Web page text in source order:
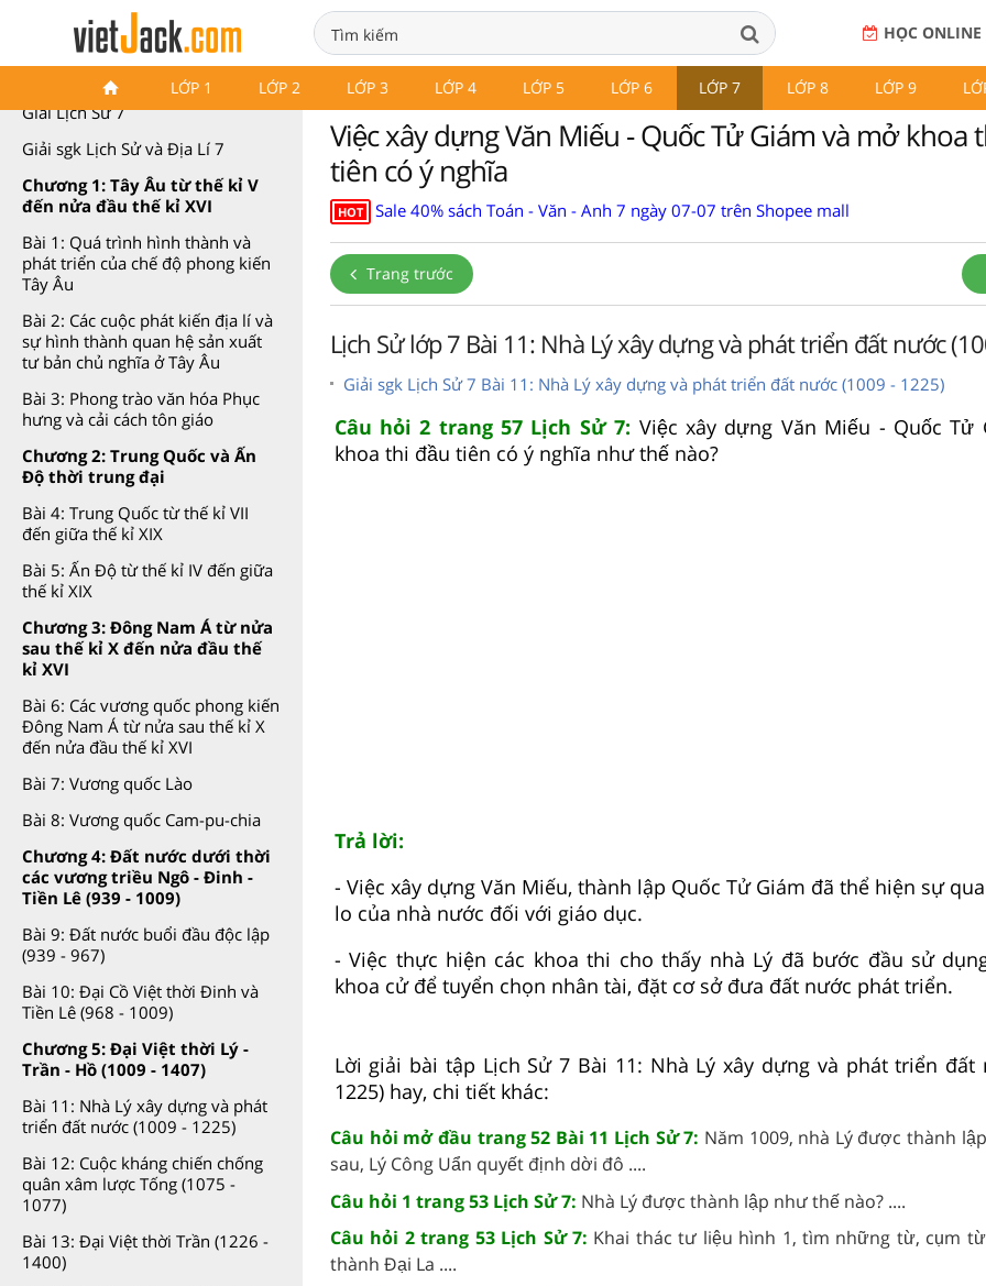
HỌC ONLINE
LỚP 1 LỚP 2 LỚP 3 LỚP 4 LỚP 5 LỚP 6 LỚP 7 LỚP 8 LỚP 9
Lịch Sử 7 Kết nối tri thức
Giải Lịch Sử 7
Giải sgk Lịch Sử và Địa Lí 7
Chương 1: Tây Âu từ thế kỉ V
đến nửa đầu thế kỉ XVI
Bài 1: Quá trình hình thành và
phát triển của chế độ phong kiến
Tây Âu
Bài 2: Các cuộc phát kiến địa lí và
sự hình thành quan hệ sản xuất
tư bản chủ nghĩa ở Tây Âu
Bài 3: Phong trào văn hóa Phục
hưng và cải cách tôn giáo
Chương 2: Trung Quốc và Ấn
Độ thời trung đại
Bài 4: Trung Quốc từ thế kỉ VII
đến giữa thế kỉ XIX
Bài 5: Ấn Độ từ thế kỉ IV đến giữa
thế kỉ XIX
Chương 3: Đông Nam Á từ nửa
sau thế kỉ X đến nửa đầu thế
kỉ XVI
Bài 6: Các vương quốc phong kiến
Đông Nam Á từ nửa sau thế kỉ X
đến nửa đầu thế kỉ XVI
Bài 7: Vương quốc Lào
Bài 8: Vương quốc Cam-pu-chia
Chương 4: Đất nước dưới thời
các vương triều Ngô - Đinh -
Tiền Lê (939 - 1009)
Bài 9: Đất nước buổi đầu độc lập
(939 - 967)
Bài 10: Đại Cồ Việt thời Đinh và
Tiền Lê (968 - 1009)
Chương 5: Đại Việt thời Lý -
Trần - Hồ (1009 - 1407)
Bài 11: Nhà Lý xây dựng và phát
triển đất nước (1009 - 1225)
Bài 12: Cuộc kháng chiến chống
quân xâm lược Tống (1075 -
1077)
Bài 13: Đại Việt thời Trần (1226 -
1400)
Việc xây dựng Văn Miếu - Quốc Tử Giám và mở khoa
tiên có ý nghĩa
HOT Sale 40% sách Toán - Văn - Anh 7 ngày 07-07 trên Shopee mall
Trang trước
Lịch Sử lớp 7 Bài 11: Nhà Lý xây dựng và phát triển đất nước
Giải sgk Lịch Sử 7 Bài 11: Nhà Lý xây dựng và phát triển đất nước (1009 - 1225)
Câu hỏi 2 trang 57 Lịch Sử 7: Việc xây dựng Văn Miếu - Quốc Tử
khoa thi đầu tiên có ý nghĩa như thế nào?
Trả lời:
- Việc xây dựng Văn Miếu, thành lập Quốc Tử Giám đã thể hiện sự
lo của nhà nước đối với giáo dục.
- Việc thực hiện các khoa thi cho thấy nhà Lý đã bước đầu sử
khoa cử để tuyển chọn nhân tài, đặt cơ sở đưa đất nước phát triển.
Lời giải bài tập Lịch Sử 7 Bài 11: Nhà Lý xây dựng và phát triển đất
1225) hay, chi tiết khác:
Câu hỏi mở đầu trang 52 Bài 11 Lịch Sử 7: Năm 1009, nhà Lý được thành
sau, Lý Công Uẩn quyết định dời đô ....
Câu hỏi 1 trang 53 Lịch Sử 7: Nhà Lý được thành lập như thế nào? ....
Câu hỏi 2 trang 53 Lịch Sử 7: Khai thác tư liệu hình 1, tìm những từ, cụm
thành Đại La ....